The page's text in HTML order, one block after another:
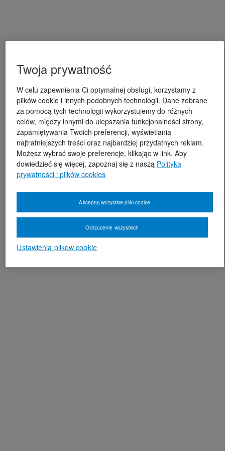
Twoja prywatność
W celu zapewnienia Ci optymalnej obsługi, korzystamy z
plików cookie i innych podobnych technologii. Dane zebrane
za pomocą tych technologii wykorzystujemy do różnych
celów, między innymi do ulepszania funkcjonalności strony,
zapamiętywania Twoich preferencji, wyświetlania
najtrafniejszych treści oraz najbardziej przydatnych reklam.
Możesz wybrać swoje preferencje, klikając w link. Aby
dowiedzieć się więcej, zapoznaj się z naszą Polityką
prywatności i plików cookies
Ustawienia plików cookie
Odrzucenie wszystkich
Akceptuj wszystkie pliki cookie